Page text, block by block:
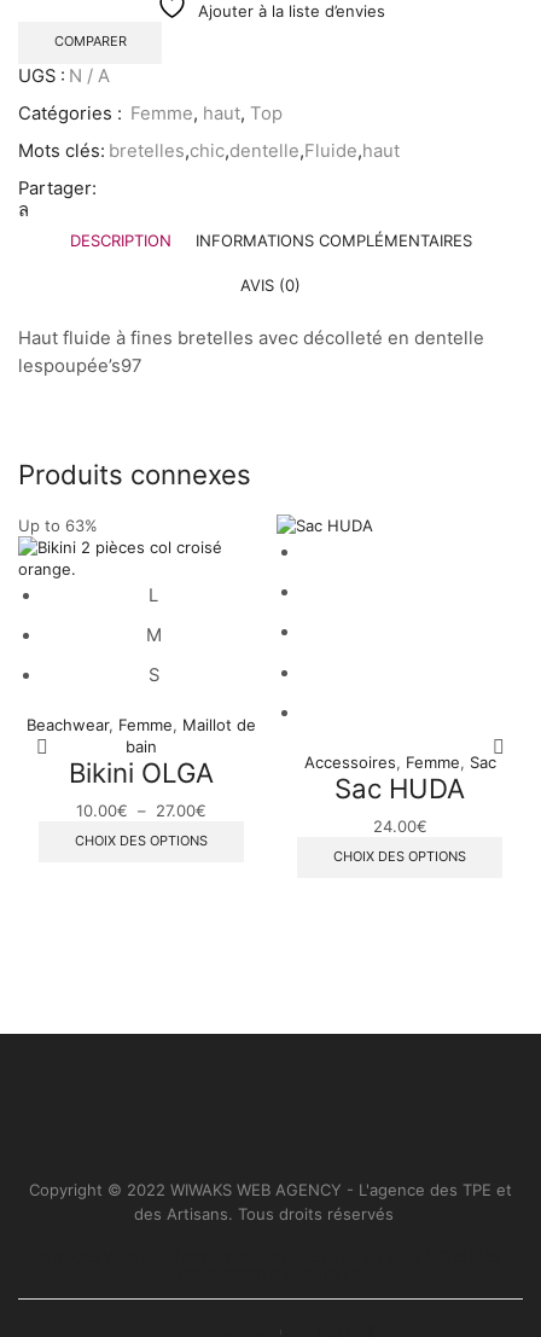
Ajouter à la liste d’envies
COMPARER
UGS : N / A
Catégories : Femme, haut, Top
Mots clés: bretelles,chic,dentelle,Fluide,haut
Partager:
DESCRIPTION INFORMATIONS COMPLÉMENTAIRES
AVIS (0)
Haut fluide à fines bretelles avec décolleté en dentelle
lespoupée’s97
Produits connexes
Up to 63%
L
M
S
Beachwear, Femme, Maillot de
bain
Bikini OLGA
10.00€ – 27.00€
CHOIX DES OPTIONS
Accessoires, Femme, Sac
Sac HUDA
24.00€
CHOIX DES OPTIONS
Copyright © 2022 WIWAKS WEB AGENCY - L'agence des TPE et
des Artisans. Tous droits réservés